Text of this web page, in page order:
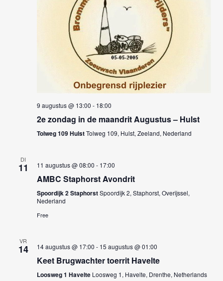
9 augustus @ 13:00 - 18:00
2e zondag in de maandrit Augustus – Hulst
Tolweg 109 HulstTolweg 109, Hulst, Zeeland, Nederland
DI
11 11 augustus @ 08:00 - 17:00
AMBC Staphorst Avondrit
Spoordijk 2 StaphorstSpoordijk 2, Staphorst, Overijssel,
Nederland
Free
VR
14 14 augustus @ 17:00 - 15 augustus @ 01:00
Keet Brugwachter toerrit Havelte
Loosweg 1 Havelte Loosweg 1, Havelte, Drenthe, Netherlands